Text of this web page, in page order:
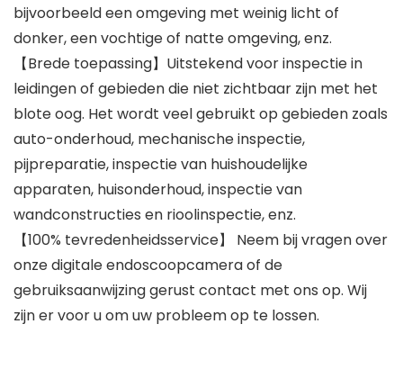
bijvoorbeeld een omgeving met weinig licht of
donker, een vochtige of natte omgeving, enz.
【Brede toepassing】Uitstekend voor inspectie in
leidingen of gebieden die niet zichtbaar zijn met het
blote oog. Het wordt veel gebruikt op gebieden zoals
auto-onderhoud, mechanische inspectie,
pijpreparatie, inspectie van huishoudelijke
apparaten, huisonderhoud, inspectie van
wandconstructies en rioolinspectie, enz.
【100% tevredenheidsservice】 Neem bij vragen over
onze digitale endoscoopcamera of de
gebruiksaanwijzing gerust contact met ons op. Wij
zijn er voor u om uw probleem op te lossen.